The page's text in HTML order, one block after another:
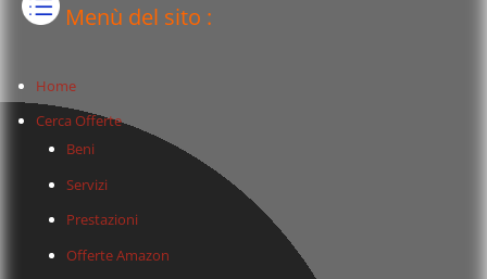
Menù del sito :
Home
Cerca Offerte
Beni
Servizi
Prestazioni
Offerte Amazon